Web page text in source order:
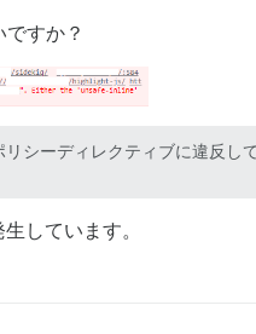
すか？
ュリティポリシーディ
しています。